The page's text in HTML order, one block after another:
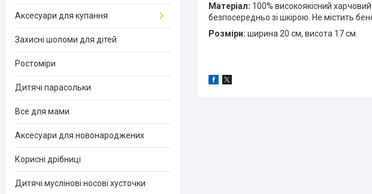
Матеріал: 100% високоякісний
безпосередньо зі шкірою. Не містить
Розміри: ширина 20 см, висота 17 см.
Аксесуари для купання
Захисні шоломи для дітей
Ростоміри
Дитячі парасольки
Все для мами
Аксесуари для новонароджених
Корисні дрібниці
Дитячі муслінові носові хусточки